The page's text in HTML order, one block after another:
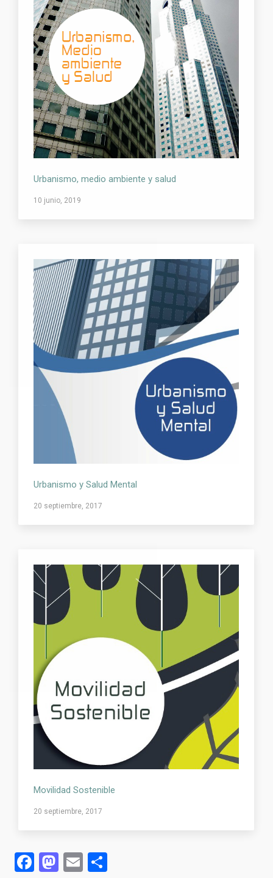
Urbanismo, medio ambiente y salud
10 junio, 2019
Urbanismo y Salud Mental
20 septiembre, 2017
Movilidad Sostenible
20 septiembre, 2017
Facebook
Mastodon
Email